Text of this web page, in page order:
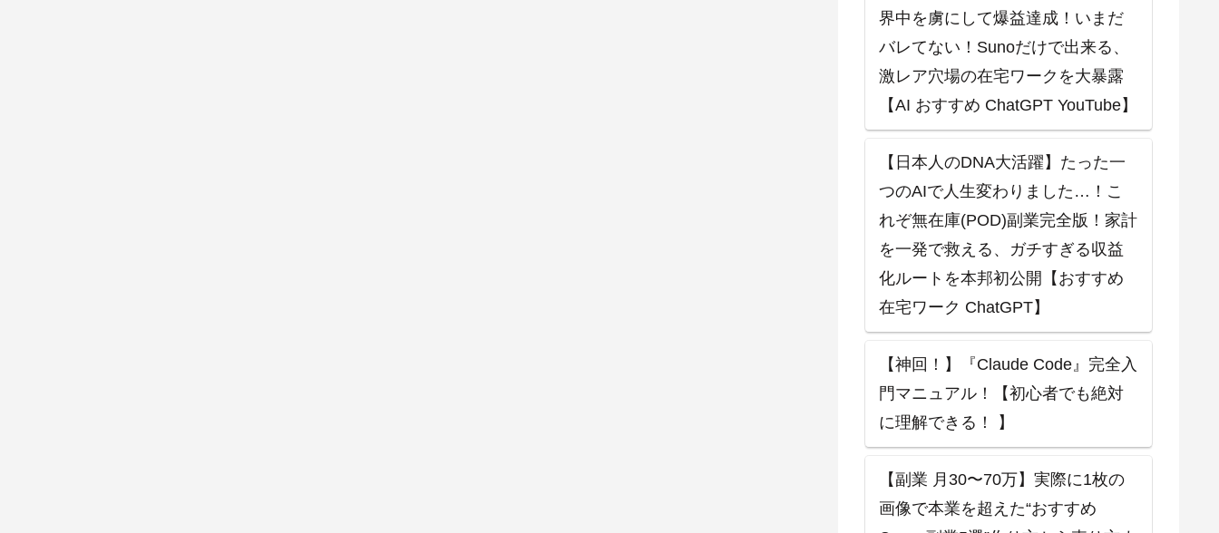
界中を虜にして爆益達成！いまだ
バレてない！Sunoだけで出来る、
激レア穴場の在宅ワークを大暴露
【AI おすすめ ChatGPT YouTube】
【日本人のDNA大活躍】たった一
つのAIで人生変わりました…！こ
れぞ無在庫(POD)副業完全版！家計
を一発で救える、ガチすぎる収益
化ルートを本邦初公開【おすすめ
在宅ワーク ChatGPT】
【神回！】『Claude Code』完全入
門マニュアル！【初心者でも絶対
に理解できる！ 】
【副業 月30〜70万】実際に1枚の
画像で本業を超えた“おすすめ